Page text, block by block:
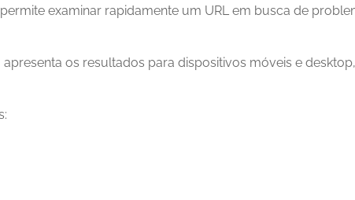
examinar rapidamente um URL em busca de
os resultados para dispositivos móveis e desktop,